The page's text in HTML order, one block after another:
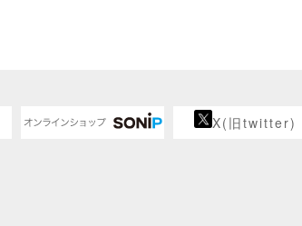
X(旧twitter)